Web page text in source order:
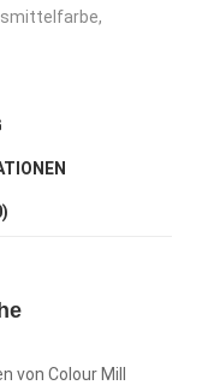
,
Colour Mill